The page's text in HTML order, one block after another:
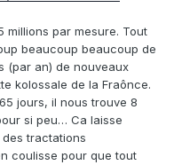
millions par mesure. Tout
beaucoup beaucoup de
(par an) de nouveaux
kolossale de la Fraônce.
jours, il nous trouve 8
si peu… Ca laisse
tractations
coulisse pour que tout